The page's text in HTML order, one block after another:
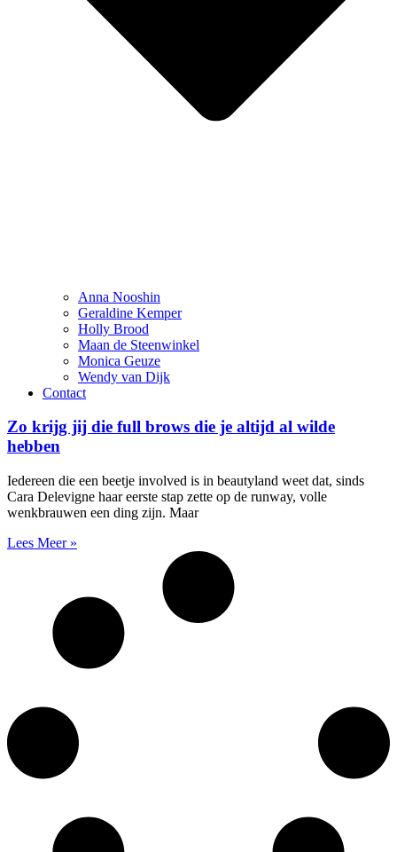
Anna Nooshin
Geraldine Kemper
Holly Brood
Maan de Steenwinkel
Monica Geuze
Wendy van Dijk
Contact
Zo krijg jij die full brows die je altijd al wilde
hebben
Iedereen die een beetje involved is in beautyland weet dat, sinds
Cara Delevigne haar eerste stap zette op de runway, volle
wenkbrauwen een ding zijn. Maar
Lees Meer »